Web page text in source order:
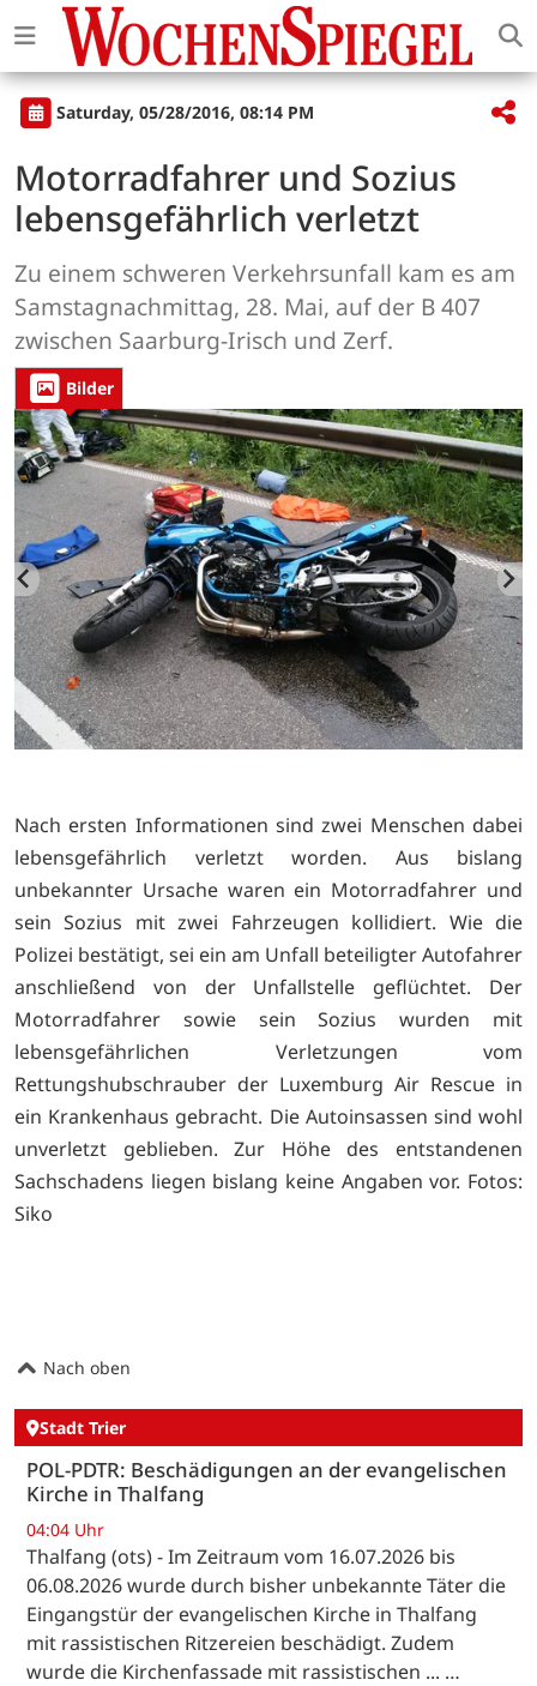
Saturday, 05/28/2016, 08:14 PM
Motorradfahrer und Sozius
lebensgefährlich verletzt
Zu einem schweren Verkehrsunfall kam es am
Samstagnachmittag, 28. Mai, auf der B 407
zwischen Saarburg-Irisch und Zerf.
Bilder
Nach ersten Informationen sind zwei Menschen dabei
lebensgefährlich verletzt worden. Aus bislang
unbekannter Ursache waren ein Motorradfahrer und
sein Sozius mit zwei Fahrzeugen kollidiert. Wie die
Polizei bestätigt, sei ein am Unfall beteiligter Autofahrer
anschließend von der Unfallstelle geflüchtet. Der
Motorradfahrer sowie sein Sozius wurden mit
lebensgefährlichen Verletzungen vom
Rettungshubschrauber der Luxemburg Air Rescue in
ein Krankenhaus gebracht. Die Autoinsassen sind wohl
unverletzt geblieben. Zur Höhe des entstandenen
Sachschadens liegen bislang keine Angaben vor. Fotos:
Siko
Nach oben
Stadt Trier
POL-PDTR: Beschädigungen an der evangelischen
Kirche in Thalfang
04:04 Uhr
Thalfang (ots) - Im Zeitraum vom 16.07.2026 bis
06.08.2026 wurde durch bisher unbekannte Täter die
Eingangstür der evangelischen Kirche in Thalfang
mit rassistischen Ritzereien beschädigt. Zudem
wurde die Kirchenfassade mit rassistischen ... …